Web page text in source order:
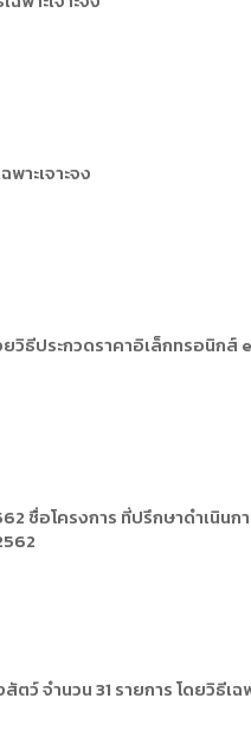
าะเจาะจง
ยวิธีประกวดราคาอิเล็กทรอนิก
ชื่อโครงการ ที่ปรึกษาดำเนิน
จำนวน 31 รายการ โดยวิธีเฉพ